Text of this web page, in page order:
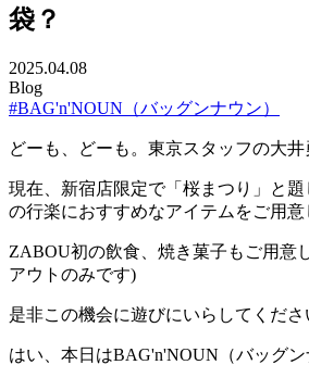
袋？
2025.04.08
Blog
#BAG'n'NOUN（バッグンナウン）
どーも、どーも。東京スタッフの大井
現在、新宿店限定で「桜まつり」と
の行楽におすすめなアイテムをご用意
ZABOU初の飲食、焼き菓子もご用意
アウトのみです)
是非この機会に遊びにいらしてくださ
はい、本日はBAG'n'NOUN（バッグ